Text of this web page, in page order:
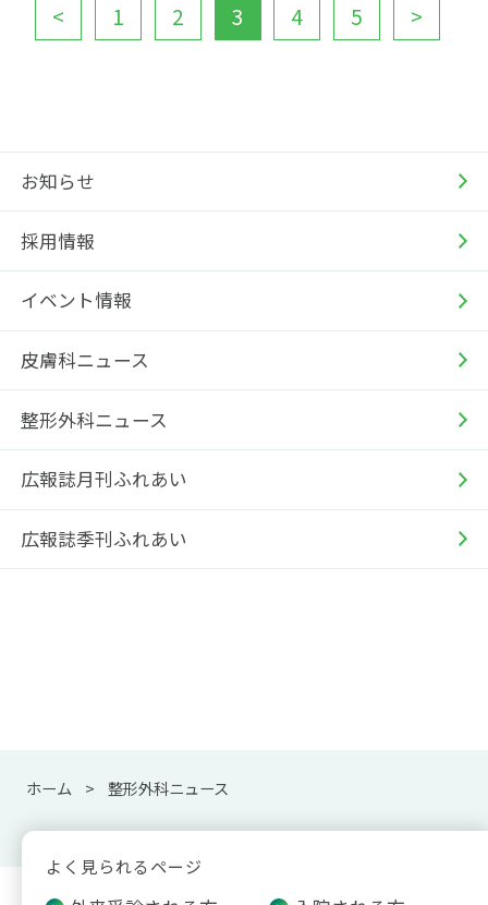
お知らせ
採用情報
イベント情報
皮膚科ニュース
整形外科ニュース
広報誌月刊ふれあい
広報誌季刊ふれあい
< 1 2 3 4 5 >
ホーム 整形外科ニュース
よく見られるページ